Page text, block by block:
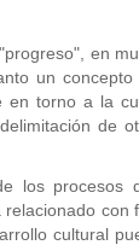
en
un
torno a la
de
procesos
cultural